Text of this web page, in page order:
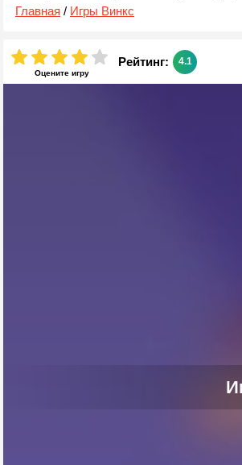
Главная / Игры Винкс
Оцените игру
Рейтинг: 4.1